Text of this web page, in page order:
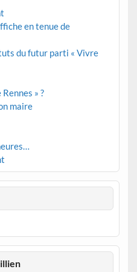
en tenue de
du futur parti « Vivre
» ?
maire